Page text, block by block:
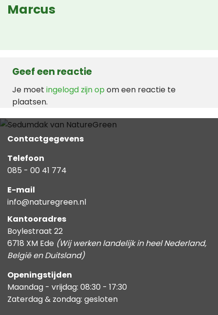
Marcus
Geef een reactie
Je moet ingelogd zijn op om een reactie te
plaatsen.
Contactgegevens
Telefoon
085 - 00 41 774
E-mail
info@naturegreen.nl
Kantooradres
Boylestraat 22
6718 XM Ede (Wij werken landelijk in heel Nederland,
België en Duitsland)
Openingstijden
Maandag - vrijdag: 08:30 - 17:30
Zaterdag & zondag: gesloten